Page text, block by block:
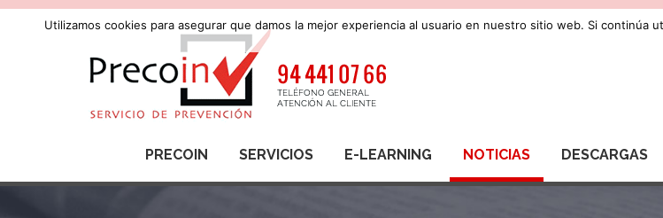
PRECOIN SERVICIOS E-LEARNING NOTICIAS DESCARGAS
Utilizamos cookies para asegurar que damos la mejor experiencia al usuario en nuestro sitio web. Si continúa